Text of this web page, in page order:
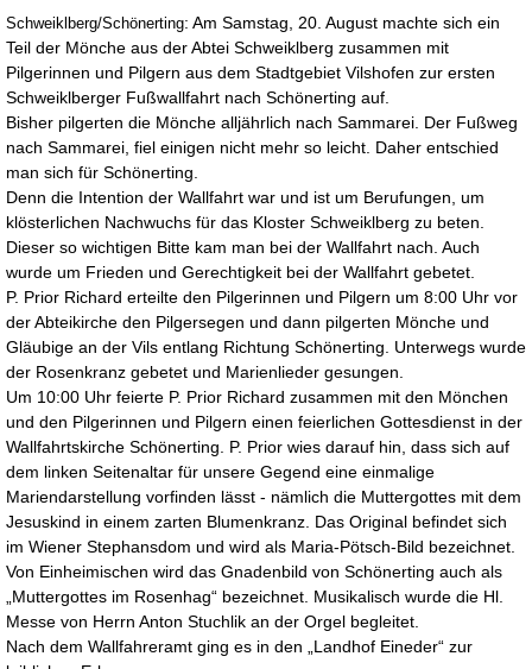
Schweiklberg/Schönerting: Am Samstag, 20. August machte sich ein
Teil der Mönche aus der Abtei Schweiklberg zusammen mit
Pilgerinnen und Pilgern aus dem Stadtgebiet Vilshofen zur ersten
Schweiklberger Fußwallfahrt nach Schönerting auf.
Bisher pilgerten die Mönche alljährlich nach Sammarei. Der Fußweg
nach Sammarei, fiel einigen nicht mehr so leicht. Daher entschied
man sich für Schönerting.
Denn die Intention der Wallfahrt war und ist um Berufungen, um
klösterlichen Nachwuchs für das Kloster Schweiklberg zu beten.
Dieser so wichtigen Bitte kam man bei der Wallfahrt nach. Auch
wurde um Frieden und Gerechtigkeit bei der Wallfahrt gebetet.
P. Prior Richard erteilte den Pilgerinnen und Pilgern um 8:00 Uhr vor
der Abteikirche den Pilgersegen und dann pilgerten Mönche und
Gläubige an der Vils entlang Richtung Schönerting. Unterwegs wurde
der Rosenkranz gebetet und Marienlieder gesungen.
Um 10:00 Uhr feierte P. Prior Richard zusammen mit den Mönchen
und den Pilgerinnen und Pilgern einen feierlichen Gottesdienst in der
Wallfahrtskirche Schönerting. P. Prior wies darauf hin, dass sich auf
dem linken Seitenaltar für unsere Gegend eine einmalige
Mariendarstellung vorfinden lässt - nämlich die Muttergottes mit dem
Jesuskind in einem zarten Blumenkranz. Das Original befindet sich
im Wiener Stephansdom und wird als Maria-Pötsch-Bild bezeichnet.
Von Einheimischen wird das Gnadenbild von Schönerting auch als
„Muttergottes im Rosenhag“ bezeichnet. Musikalisch wurde die Hl.
Messe von Herrn Anton Stuchlik an der Orgel begleitet.
Nach dem Wallfahreramt ging es in den „Landhof Eineder“ zur